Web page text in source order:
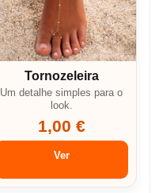
Tornozeleira
Um detalhe simples para o
look.
1,00 €
Ver